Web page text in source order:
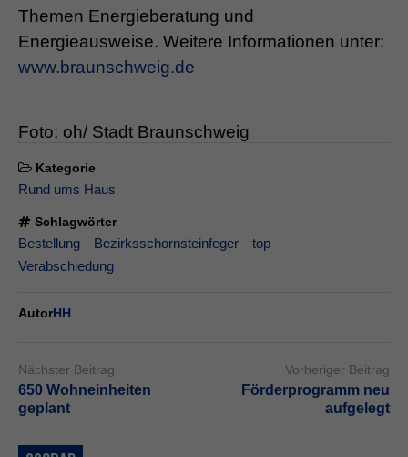
Themen Energieberatung und
Energieausweise. Weitere Informationen unter:
www.braunschweig.de
Foto: oh/ Stadt Braunschweig
Kategorie
Rund ums Haus
Schlagwörter
Bestellung Bezirksschornsteinfeger
top
Verabschiedung
Autor HH
Nächster Beitrag
650 Wohneinheiten
geplant
Vorheriger Beitrag
Förderprogramm neu
aufgelegt